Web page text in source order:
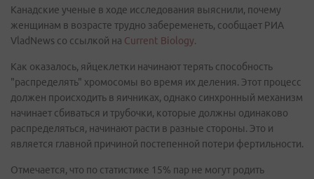
Канадские ученые в ходе исследования выяснили, почему
женщинам в возрасте трудно забеременеть, сообщает РИА
VladNews со ссылкой на Current Biology.
Как оказалось, яйцеклетки начинают терять способность
"распределять" хромосомы во время их деления. Этот процесс
должен происходить в яичниках, однако синхронный механизм
начинает сбиваться и трубочки, которые должны одинаково
распределяться, начинают расти в разные стороны. Это и
является главной причиной постепенной потери фертильности.
Отмечается, что по статистике 15% пар не могут родить